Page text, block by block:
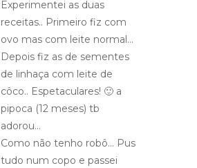
Experimentei as duas
receitas.. Primeiro fiz com
ovo mas com leite normal…
Depois fiz as de sementes
de linhaça com leite de
côco.. Espetaculares! 🙂 a
pipoca (12 meses) tb
adorou…
Como não tenho robô… Pus
tudo num copo e passei